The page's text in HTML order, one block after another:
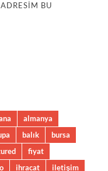
BU
almanya
balık
bursa
fiyat
ihracat
iletişim